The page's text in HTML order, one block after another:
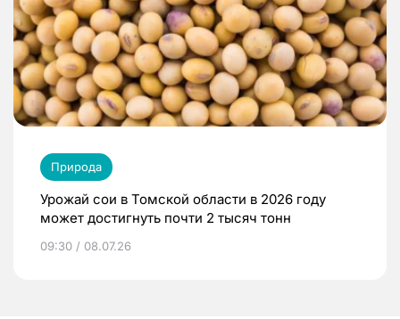
Природа
Урожай сои в Томской области в 2026 году
может достигнуть почти 2 тысяч тонн
09:30 / 08.07.26